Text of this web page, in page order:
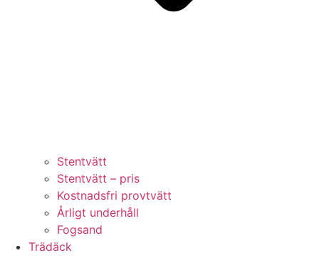
Stentvätt
Stentvätt – pris
Kostnadsfri provtvätt
Årligt underhåll
Fogsand
Trädäck